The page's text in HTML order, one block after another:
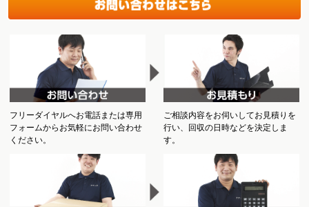
フリーダイヤルへお電話または専用
フォームからお気軽にお問い合わせ
ください。
ご相談内容をお伺いしてお見積りを
行い、回収の日時などを決定しま
す。